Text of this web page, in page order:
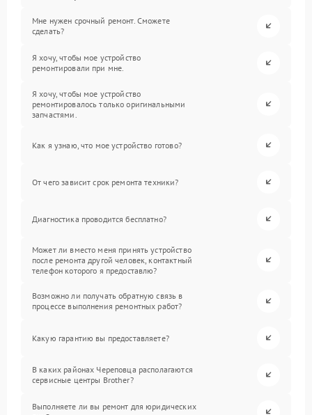
Мне нужен срочный ремонт. Сможете
сделать?
Я хочу, чтобы мое устройство
ремонтировали при мне.
Я хочу, чтобы мое устройство
ремонтировалось только оригинальными
запчастями.
Как я узнаю, что мое устройство готово?
От чего зависит срок ремонта техники?
Диагностика проводится бесплатно?
Может ли вместо меня принять устройство
после ремонта другой человек, контактный
телефон которого я предоставлю?
Возможно ли получать обратную связь в
процессе выполнения ремонтных работ?
Какую гарантию вы предоставляете?
В каких районах Череповца располагаются
сервисные центры Brother?
Выполняете ли вы ремонт для юридических